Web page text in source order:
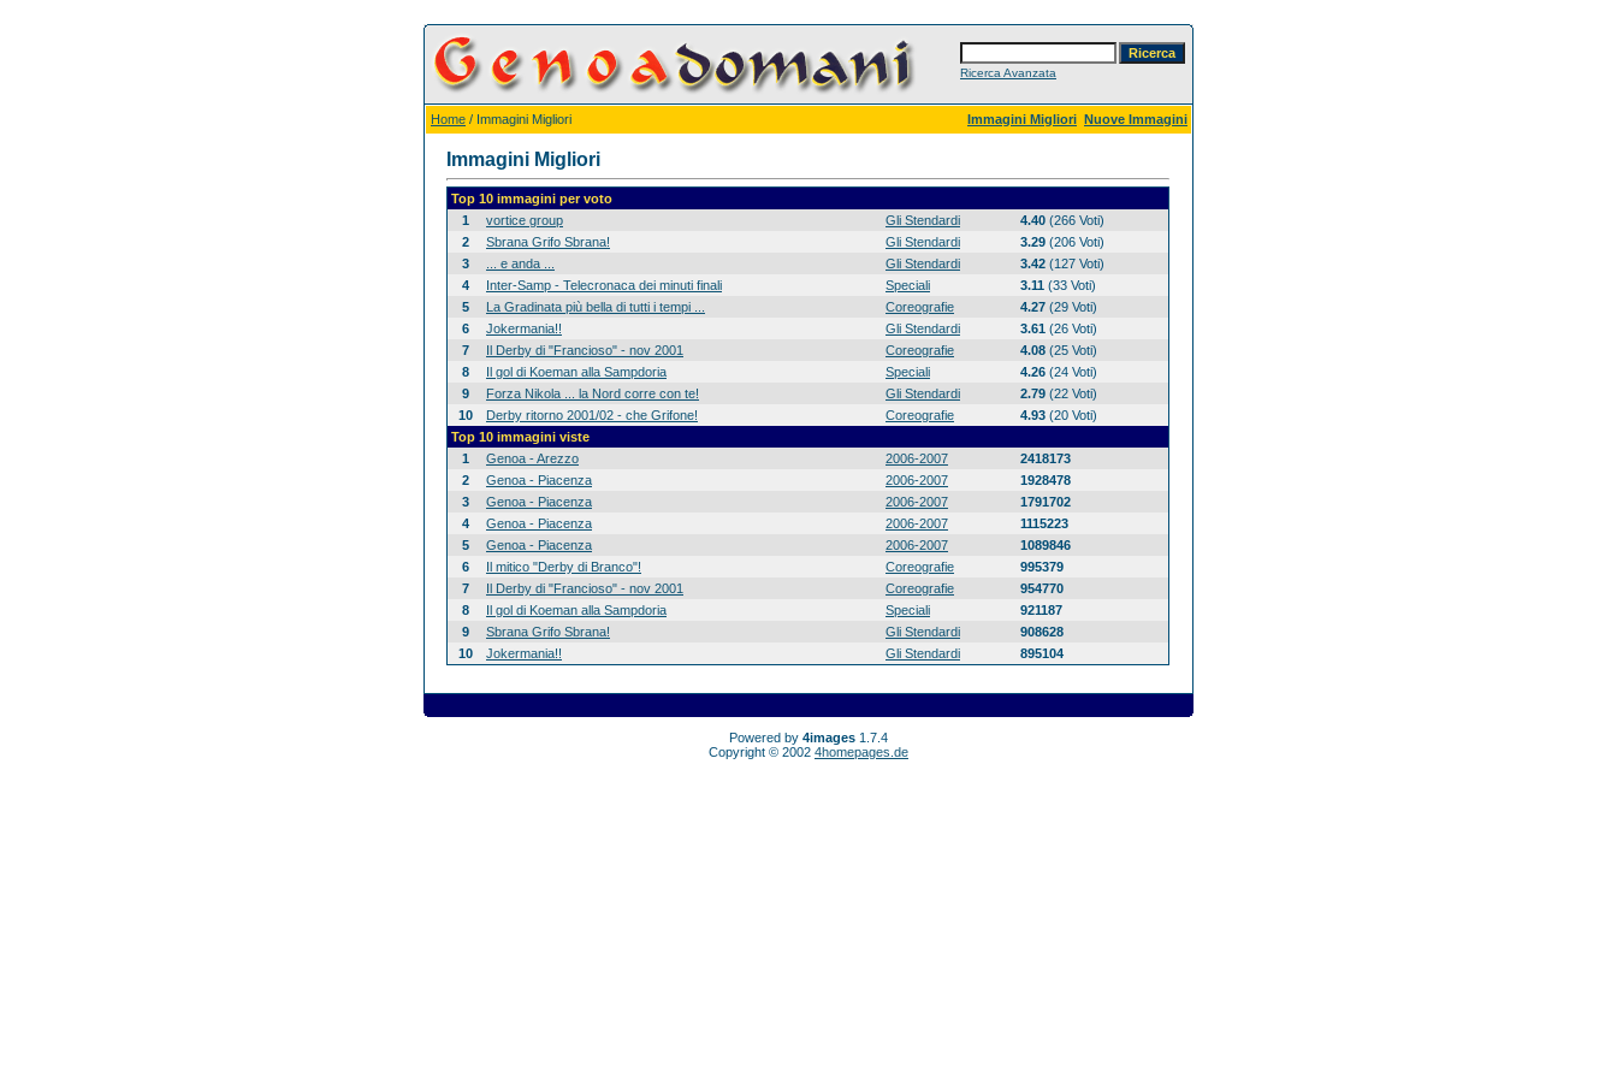
Ricerca Avanzata
Home / Immagini Migliori Immagini Migliori Nuove Immagini
Immagini Migliori
Top 10 immagini per voto
1
vortice group Gli Stendardi 4.40 (266 Voti)
2
Sbrana Grifo Sbrana! Gli Stendardi 3.29 (206 Voti)
3
... e anda ... Gli Stendardi 3.42 (127 Voti)
4
Inter-Samp - Telecronaca dei minuti finali Speciali 3.11 (33 Voti)
5
La Gradinata più bella di tutti i tempi ... Coreografie 4.27 (29 Voti)
6
Jokermania!! Gli Stendardi 3.61 (26 Voti)
7
Il Derby di "Francioso" - nov 2001 Coreografie 4.08 (25 Voti)
8
Il gol di Koeman alla Sampdoria Speciali 4.26 (24 Voti)
9
Forza Nikola ... la Nord corre con te! Gli Stendardi 2.79 (22 Voti)
10
Derby ritorno 2001/02 - che Grifone! Coreografie 4.93 (20 Voti)
Top 10 immagini viste
1
Genoa - Arezzo 2006-2007
2418173
2
Genoa - Piacenza 2006-2007
1928478
3
Genoa - Piacenza 2006-2007
1791702
4
Genoa - Piacenza 2006-2007
1115223
5
Genoa - Piacenza 2006-2007
1089846
6
Il mitico "Derby di Branco"! Coreografie
995379
7
Il Derby di "Francioso" - nov 2001 Coreografie
954770
8
Il gol di Koeman alla Sampdoria Speciali
921187
9
Sbrana Grifo Sbrana! Gli Stendardi
908628
10
Jokermania!! Gli Stendardi 895104
Powered by 4images 1.7.4
Copyright © 2002 4homepages.de